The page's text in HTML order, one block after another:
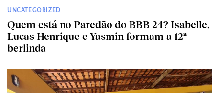
UNCATEGORIZED
Quem está no Paredão do BBB 24? Isabelle,
Lucas Henrique e Yasmin formam a 12ª
berlinda